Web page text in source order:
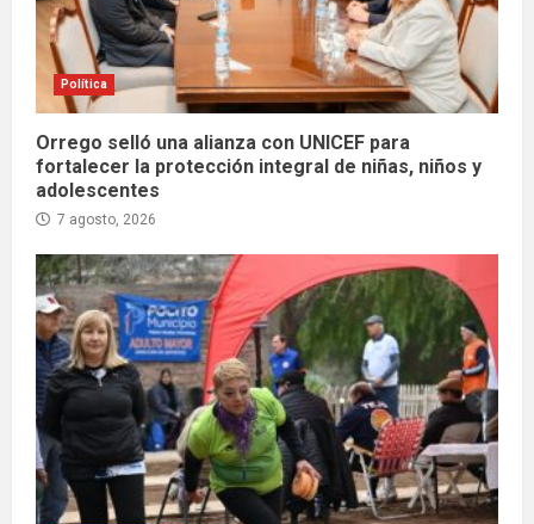
Política
Orrego selló una alianza con UNICEF para
fortalecer la protección integral de niñas, niños y
adolescentes
7 agosto, 2026